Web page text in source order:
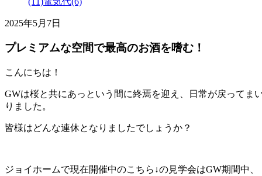
2025年5月7日
プレミアムな空間で最高のお酒を嗜む！
こんにちは！
GWは桜と共にあっという間に終焉を迎え、日常が戻ってま
りました。
皆様はどんな連休となりましたでしょうか？
ジョイホームで現在開催中のこちら↓の見学会はGW期間中、